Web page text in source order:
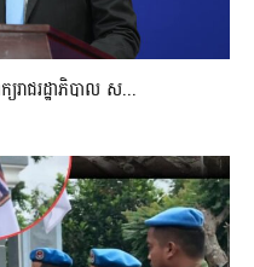
រាជរដ្ឋាភិបាល ស...